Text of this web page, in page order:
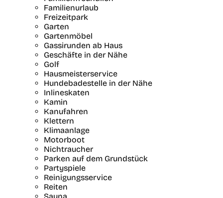
Familienurlaub
Freizeitpark
Garten
Gartenmöbel
Gassirunden ab Haus
Geschäfte in der Nähe
Golf
Hausmeisterservice
Hundebadestelle in der Nähe
Inlineskaten
Kamin
Kanufahren
Klettern
Klimaanlage
Motorboot
Nichtraucher
Parken auf dem Grundstück
Partyspiele
Reinigungsservice
Reiten